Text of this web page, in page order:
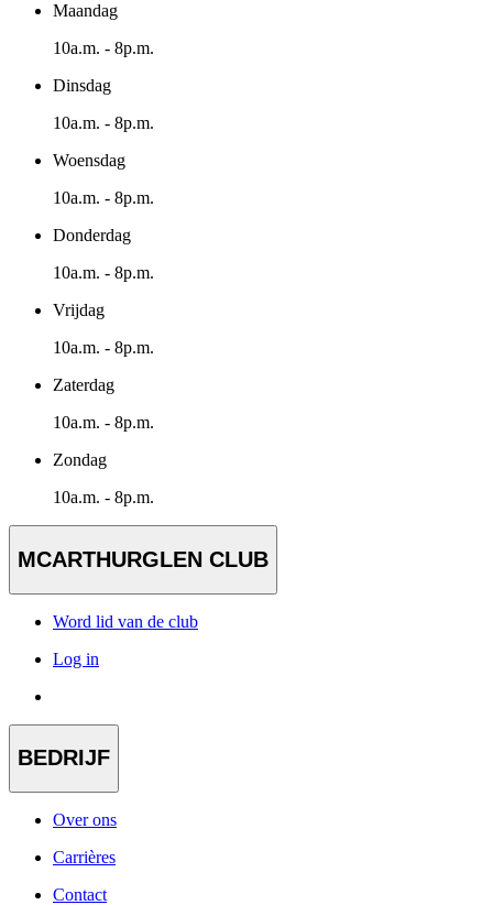
Maandag
10a.m. - 8p.m.
Dinsdag
10a.m. - 8p.m.
Woensdag
10a.m. - 8p.m.
Donderdag
10a.m. - 8p.m.
Vrijdag
10a.m. - 8p.m.
Zaterdag
10a.m. - 8p.m.
Zondag
10a.m. - 8p.m.
MCARTHURGLEN CLUB
Word lid van de club
Log in
BEDRIJF
Over ons
Carrières
Contact